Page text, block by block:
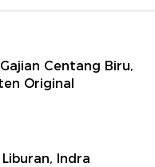
Centang Biru,
Original
Indra